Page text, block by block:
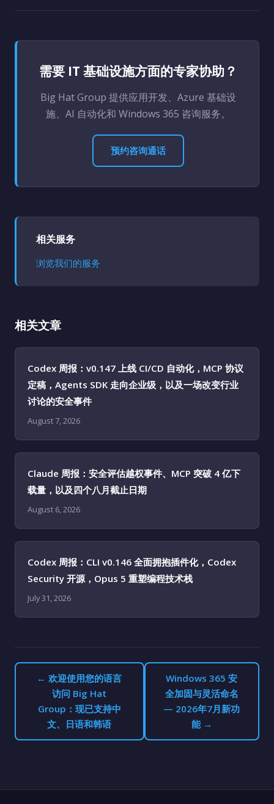
需要 IT 基础设施方面的专家协助？
Big Hat Group 提供应用开发、Azure 基础设
施、AI 自动化和 Windows 365 咨询服务。
预约咨询通话
相关服务
浏览我们的服务
相关文章
Codex 周报：v0.147 上线 CI/CD 自动化，MCP 协议
定稿，Agents SDK 走向企业级，以及一场改变行业
讨论的安全事件
August 7, 2026
Claude 周报：安全评估越权事件、MCP 突破 4 亿下
载量，以及四个八月截止日期
August 6, 2026
Codex 周报：CLI v0.146 全面拥抱插件化，Codex
Security 开源，Opus 5 重塑编程技术栈
July 31, 2026
← 欢迎使用您的语言
访问 Big Hat
Group：现已支持中
文、日语和韩语
Windows 365 安
全加固与灵活命名
— 2026年7月新功
能 →